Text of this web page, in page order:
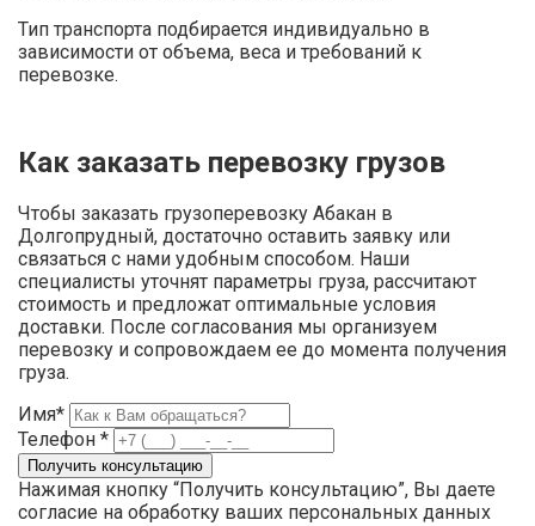
Тип транспорта подбирается индивидуально в
зависимости от объема, веса и требований к
перевозке.
Как заказать перевозку грузов
Чтобы заказать грузоперевозку Абакан в
Долгопрудный, достаточно оставить заявку или
связаться с нами удобным способом. Наши
специалисты уточнят параметры груза, рассчитают
стоимость и предложат оптимальные условия
доставки. После согласования мы организуем
перевозку и сопровождаем ее до момента получения
груза.
Имя*
Телефон *
Нажимая кнопку “Получить консультацию”, Вы даете
согласие на обработку ваших персональных данных